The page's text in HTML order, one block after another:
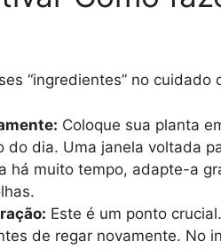
“ingredientes” no
Coloque sua planta
do dia. Uma janela voltada
há muito tempo, adapte-a
Este é um ponto
de regar novamente. No